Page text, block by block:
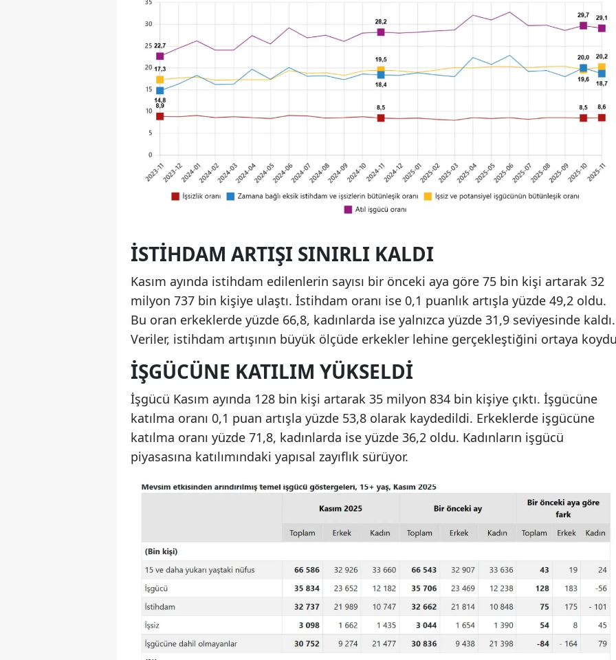
İSTIHDAM ARTIŞI SINIRLI KALDI
Kasım ayında istihdam edilenlerin sayısı bir önceki aya göre 75 bin kişi artarak 32
milyon 737 bin kişiye ulaştı. İstihdam oranı ise 0,1 puanlık artışla yüzde 49,2 oldu.
Bu oran erkeklerde yüzde 66,8, kadınlarda ise yalnızca yüzde 31,9 seviyesinde kaldı.
Veriler, istihdam artışının büyük ölçüde erkekler lehine gerçekleştiğini ortaya
İŞGÜCÜNE KATILIM YÜKSELDI
İşgücü Kasım ayında 128 bin kişi artarak 35 milyon 834 bin kişiye çıktı. İşgücüne
katılma oranı 0,1 puan artışla yüzde 53,8 olarak kaydedildi. Erkeklerde işgücüne
katılma oranı yüzde 71,8, kadınlarda ise yüzde 36,2 oldu. Kadınların işgücü
piyasasına katılımındaki yapısal zayıflık sürüyor.